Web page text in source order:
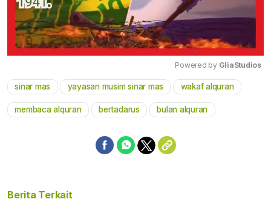
Mute
Powered by GliaStudios
sinar mas yayasan musim sinar mas wakaf alquran
membaca alquran bertadarus bulan alquran
Berita Terkait